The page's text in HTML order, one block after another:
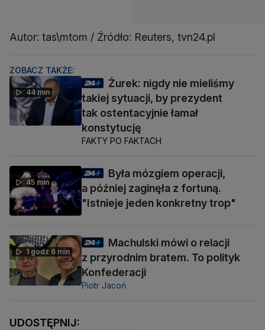
Autor: tas\mtom / Źródło: Reuters, tvn24.pl
ZOBACZ TAKŻE:
44 min
Żurek: nigdy nie mieliśmy
takiej sytuacji, by prezydent
tak ostentacyjnie łamał
konstytucję
FAKTY PO FAKTACH
45 min
Była mózgiem operacji,
a później zaginęła z fortuną.
"Istnieje jeden konkretny trop"
1 godz 6 min
Machulski mówi o relacji
z przyrodnim bratem. To polityk
Konfederacji
Piotr Jacoń
UDOSTĘPNIJ: